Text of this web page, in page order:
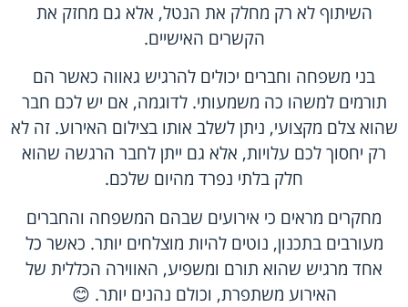
השיתוף לא רק מחלק את הנטל, אלא גם מחזק את
הקשרים האישיים.
בני משפחה וחברים יכולים להרגיש גאווה כאשר הם
תורמים למשהו כה משמעותי. לדוגמה, אם יש לכם חבר
שהוא צלם מקצועי, ניתן לשלב אותו בצילום האירוע. זה לא
רק יחסוך לכם עלויות, אלא גם ייתן לחבר הרגשה שהוא
חלק בלתי נפרד מהיום שלכם.
מחקרים מראים כי אירועים שבהם המשפחה והחברים
מעורבים בתכנון, נוטים להיות מוצלחים יותר. כאשר כל
אחד מרגיש שהוא תורם ומשפיע, האווירה הכללית של
האירוע משתפרת, וכולם נהנים יותר. 😊